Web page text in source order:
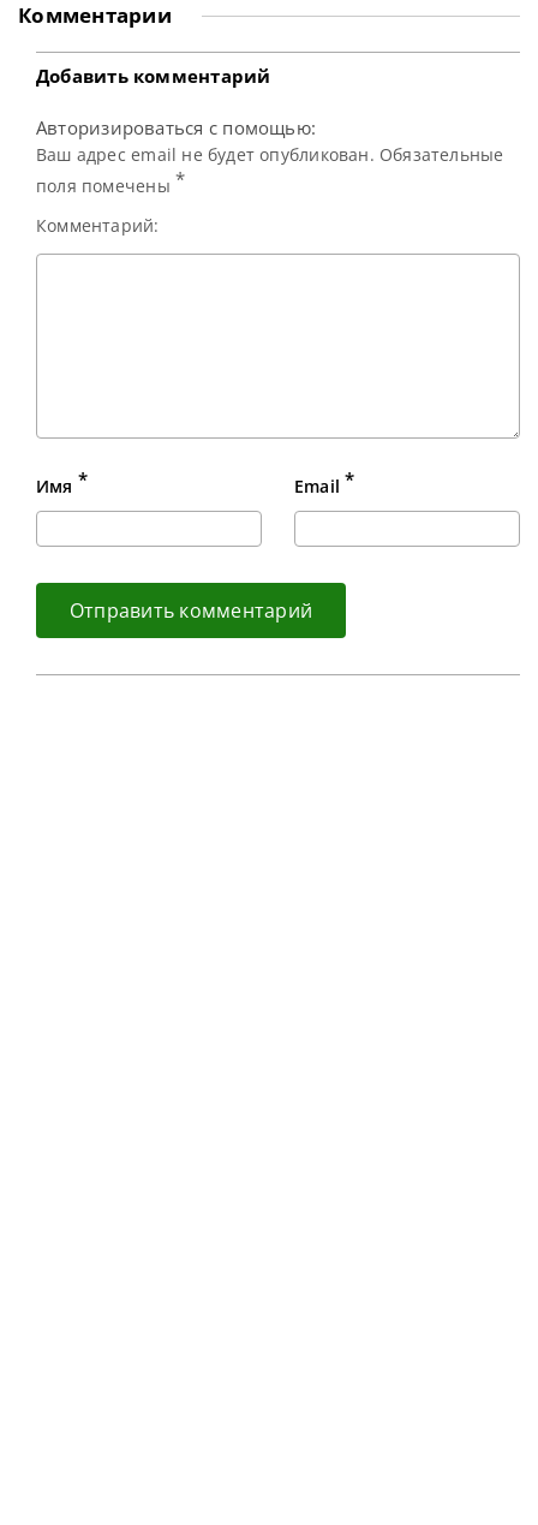
подкаста Snooker Club бывший Чемпион мира поделился:
«Никогда прежде я не занимал первое место в рейтинге.
Я верю, что
Комментарии
Добавить комментарий
Авторизироваться с помощью:
Ваш адрес email не будет опубликован. Обязательные
поля помечены *
Комментарий:
Имя * Email *